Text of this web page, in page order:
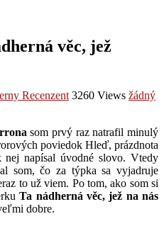
věc, jež
Recenzent 3260 Views žádný
som prvý raz natrafil minulý
poviedok Hleď, prázdnota
nej napísal úvodné slovo. Vtedy
som, čo za týpka sa vyjadruje
to už viem. Po tom, ako som si
Ta nádherná věc, jež na nás
dobre.